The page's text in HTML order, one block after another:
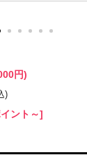
円)
)
ント～]